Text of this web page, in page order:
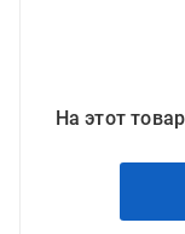
На этот